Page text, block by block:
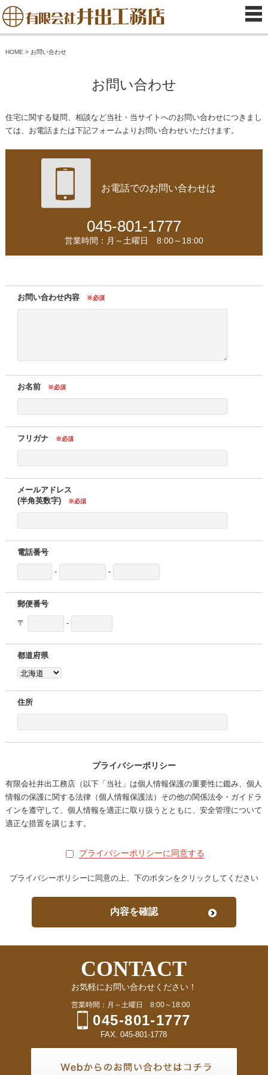
HOME > お問い合わせ
お問い合わせ
住宅に関する疑問、相談など当社・当サイトへのお問い合わせにつきまし
ては、 お電話または下記フォームよりお問い合わせいただけます。
お電話でのお問い合わせは
045-801-1777
営業時間：月～土曜日 8:00～18:00
お問い合わせ内容 ※必須
お名前 ※必須
フリガナ ※必須
メールアドレス
(半角英数字)
※必須
電話番号
- -
郵便番号
〒 -
都道府県
住所
プライバシーポリシー
有限会社井出工務店（以下「当社」は個人情報保護の重要性に鑑み、 個人
情報の保護に関する法律（個人情報保護法）その他の関係法令・ガイドラ
インを遵守して、 個人情報を適正に取り扱うとともに、安全管理について
適正な措置を講じます。
プライバシーポリシーに同意する
プライバシーポリシーに同意の上、下のボタンをクリックしてください
CONTACT
お気軽にお問い合わせください！
営業時間：月～土曜日 8:00～18:00
045-801-1777
FAX. 045-801-1778